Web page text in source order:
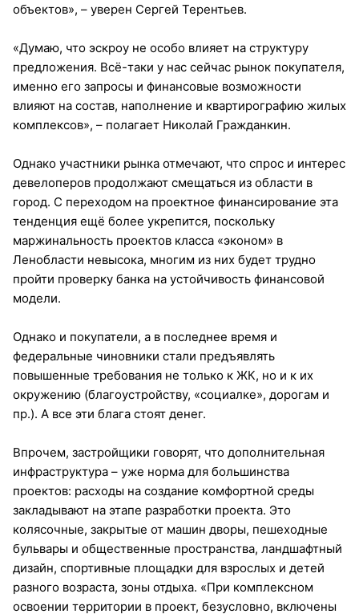
объектов», – уверен Сергей Терентьев.
«Думаю, что эскроу не особо влияет на структуру
предложения. Всё-таки у нас сейчас рынок покупателя,
именно его запросы и финансовые возможности
влияют на состав, наполнение и квартирографию жилых
комплексов», – полагает Николай Гражданкин.
Однако участники рынка отмечают, что спрос и интерес
девелоперов продолжают смещаться из области в
город. С переходом на проектное финансирование эта
тенденция ещё более укрепится, поскольку
маржинальность проектов класса «эконом» в
Ленобласти невысока, многим из них будет трудно
пройти проверку банка на устойчивость финансовой
модели.
Однако и покупатели, а в последнее время и
федеральные чиновники стали предъявлять
повышенные требования не только к ЖК, но и к их
окружению (благоустройству, «социалке», дорогам и
пр.). А все эти блага стоят денег.
Впрочем, застройщики говорят, что дополнительная
инфраструктура – уже норма для большинства
проектов: расходы на создание комфортной среды
закладывают на этапе разработки проекта. Это
колясочные, закрытые от машин дворы, пешеходные
бульвары и общественные пространства, ландшафтный
дизайн, спортивные площадки для взрослых и детей
разного возраста, зоны отдыха. «При комплексном
освоении территории в проект, безусловно, включены